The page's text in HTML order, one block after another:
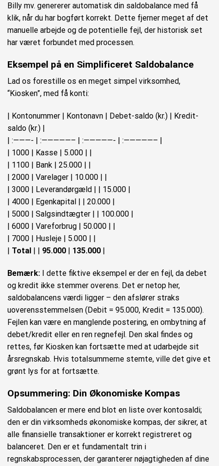
Billy mv. genererer automatisk din saldobalance med få
klik, når du har bogført korrekt. Dette fjerner meget af det
manuelle arbejde og de potentielle fejl, der historisk set
har været forbundet med processen.
Eksempel på en Simplificeret Saldobalance
Lad os forestille os en meget simpel virksomhed,
“Kiosken”, med få konti:
| Kontonummer | Kontonavn | Debet-saldo (kr.) | Kredit-
saldo (kr.) |
| :———- | :—————– | :—————- | :—————– |
| 1000 | Kasse | 5.000 | |
| 1100 | Bank | 25.000 | |
| 2000 | Varelager | 10.000 | |
| 3000 | Leverandørgæld | | 15.000 |
| 4000 | Egenkapital | | 20.000 |
| 5000 | Salgsindtægter | | 100.000 |
| 6000 | Vareforbrug | 50.000 | |
| 7000 | Husleje | 5.000 | |
| Total | | 95.000 | 135.000 |
Bemærk: I dette fiktive eksempel er der en fejl, da debet
og kredit ikke stemmer overens. Det er netop her,
saldobalancens værdi ligger – den afslører straks
uoverensstemmelsen (Debit = 95.000, Kredit = 135.000).
Fejlen kan være en manglende postering, en ombytning af
debet/kredit eller en ren regnefejl. Den skal findes og
rettes, før Kiosken kan fortsætte med at udarbejde sit
årsregnskab. Hvis totalsummerne stemte, ville det give et
grønt lys for at fortsætte.
Opsummering: Din Økonomiske Kompas
Saldobalancen er mere end blot en liste over kontosaldi;
den er din virksomheds økonomiske kompas, der sikrer, at
alle finansielle transaktioner er korrekt registreret og
balanceret. Den er et fundamentalt trin i
regnskabsprocessen, der garanterer nøjagtigheden af dine